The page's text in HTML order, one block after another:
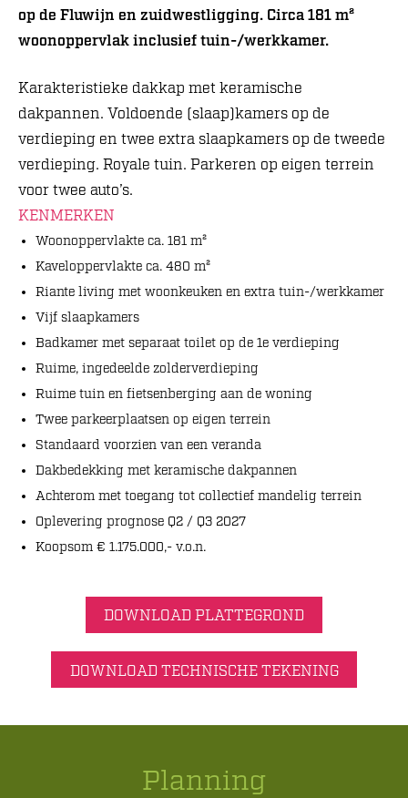
op de Fluwijn en zuidwestligging. Circa 181 m²
woonoppervlak inclusief tuin-/werkkamer.
Karakteristieke dakkap met keramische
dakpannen. Voldoende (slaap)kamers op de
verdieping en twee extra slaapkamers op de tweede
verdieping. Royale tuin. Parkeren op eigen terrein
voor twee auto’s.
KENMERKEN
Woonoppervlakte ca. 181 m²
Kaveloppervlakte ca. 480 m²
Riante living met woonkeuken en extra tuin-/werkkamer
Vijf slaapkamers
Badkamer met separaat toilet op de 1e verdieping
Ruime, ingedeelde zolderverdieping
Ruime tuin en fietsenberging aan de woning
Twee parkeerplaatsen op eigen terrein
Standaard voorzien van een veranda
Dakbedekking met keramische dakpannen
Achterom met toegang tot collectief mandelig terrein
Oplevering prognose Q2 / Q3 2027
Koopsom € 1.175.000,- v.o.n.
DOWNLOAD PLATTEGROND
DOWNLOAD TECHNISCHE TEKENING
Planning